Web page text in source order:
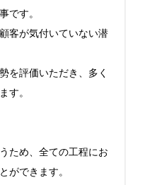
です。
客が気付いていない潜
を評価いただき、多く
す。
ため、全ての工程にお
ができます。